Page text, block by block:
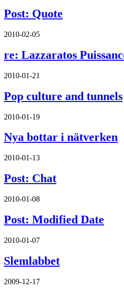
Post: Quote
2010-02-05
re: Lazzaratos
2010-01-21
Pop culture and tunnels
2010-01-19
Nya bottar i nätverken
2010-01-13
Post: Chat
2010-01-08
Post: Modified Date
2010-01-07
Slemlabbet
2009-12-17